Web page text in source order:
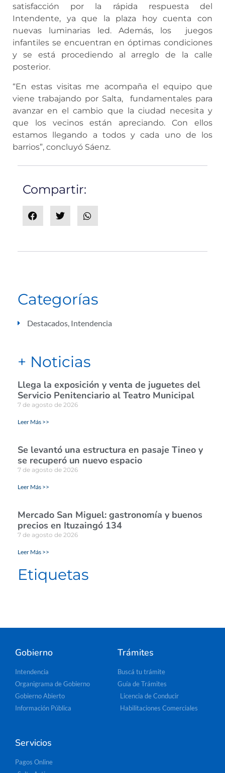
satisfacción por la rápida respuesta del
Intendente, ya que la plaza hoy cuenta con
nuevas luminarias led. Además, los juegos
infantiles se encuentran en óptimas condiciones
y se está procediendo al arreglo de la calle
posterior.
“En estas visitas me acompaña el equipo que
viene trabajando por Salta, fundamentales para
avanzar en el cambio que la ciudad necesita y
que los vecinos están apreciando. Con ellos
estamos llegando a todos y cada uno de los
barrios”, concluyó Sáenz.
Compartir:
Categorías
Destacados, Intendencia
+ Noticias
Llega la exposición y venta de juguetes del
Servicio Penitenciario al Teatro Municipal
7 de agosto de 2026
Leer Más >>
Se levantó una estructura en pasaje Tineo y
se recuperó un nuevo espacio
7 de agosto de 2026
Leer Más >>
Mercado San Miguel: gastronomía y buenos
precios en Ituzaingó 134
7 de agosto de 2026
Leer Más >>
Etiquetas
Gobierno
Intendencia
Organigrama de Gobierno
Gobierno Abierto
Información Pública
Trámites
Buscá tu trámite
Guía de Trámites
Licencia de Conducir
Habilitaciones Comerciales
Servicios
Pagos Online